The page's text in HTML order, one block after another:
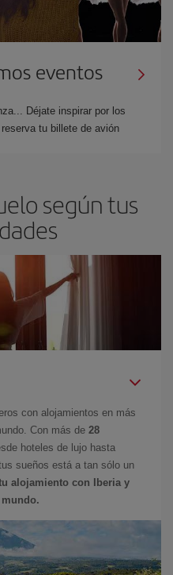
eventos
Déjate inspirar por los
tu billete de avión
según tus
con alojamientos en más
Con más de 28
hoteles de lujo hasta
sueños está a tan sólo un
alojamiento con Iberia y